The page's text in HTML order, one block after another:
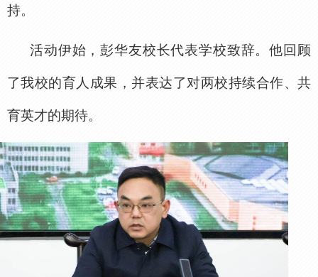
持。
活动伊始，彭华友校长代表学校致辞。他回顾
了我校的育人成果，并表达了对两校持续合作、共
育英才的期待。